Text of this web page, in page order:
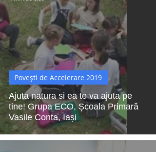
Ajuta natura si ea te va ajuta pe
tine! Grupa ECO, Școala Primară
Vasile Conta, Iași
Povești de Accelerare 2019